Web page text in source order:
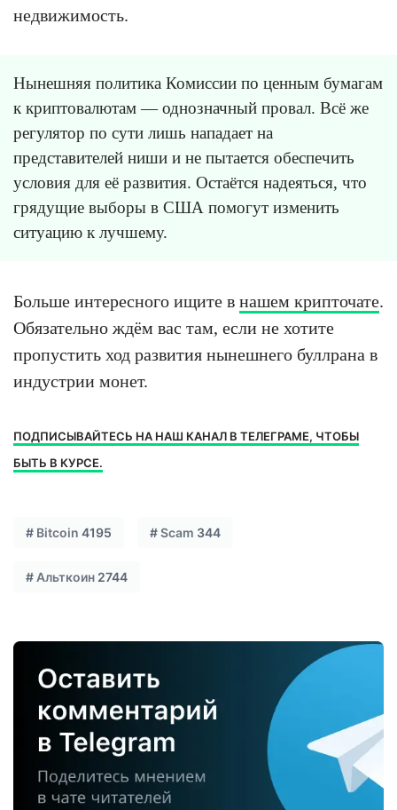
недвижимость.
Нынешняя политика Комиссии по ценным бумагам
к криптовалютам — однозначный провал. Всё же
регулятор по сути лишь нападает на
представителей ниши и не пытается обеспечить
условия для её развития. Остаётся надеяться, что
грядущие выборы в США помогут изменить
ситуацию к лучшему.
Больше интересного ищите в нашем крипточате.
Обязательно ждём вас там, если не хотите
пропустить ход развития нынешнего буллрана в
индустрии монет.
ПОДПИСЫВАЙТЕСЬ НА НАШ КАНАЛ В ТЕЛЕГРАМЕ, ЧТОБЫ
БЫТЬ В КУРСЕ.
# Bitcoin 4195 #Scam 344
#Альткоин 2744